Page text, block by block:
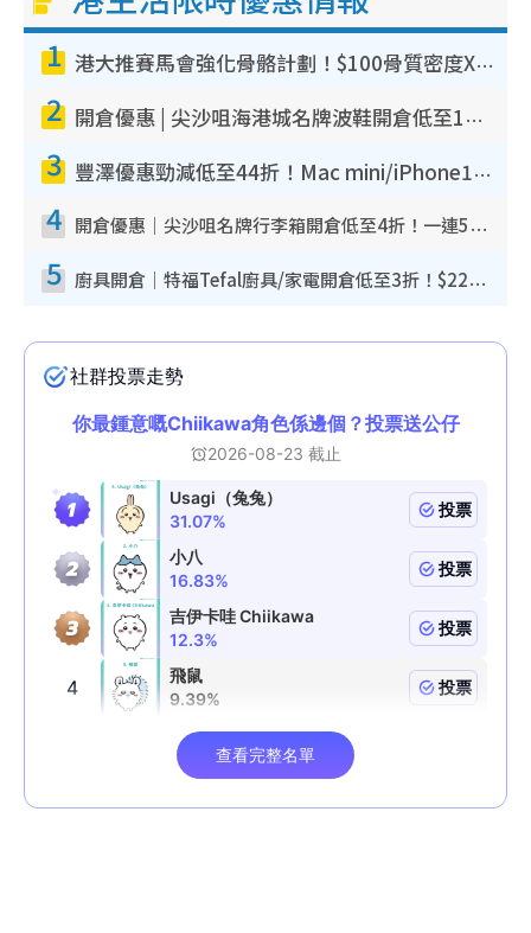
1 港大推賽馬會強化骨骼計劃！$100骨質密度X光檢查 完成免費運動訓練送超市禮券！附參加資格
2 開倉優惠 | 尖沙咀海港城名牌波鞋開倉低至1折！On鞋$899起／Joy&Peace鞋履$98起
3 豐澤優惠勁減低至44折！Mac mini/iPhone17Pro大減價！廚房家電$220起
4 開倉優惠｜尖沙咀名牌行李箱開倉低至4折！一連5日 American Tourister/ace./Hallmark $200起！
5 廚具開倉｜特福Tefal廚具/家電開倉低至3折！$220起買平底鍋/炒鑊/湯煲！電飯煲/吸塵機/燙斗$418起